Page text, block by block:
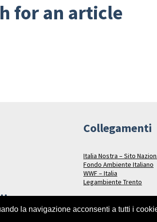
for an article
Collegamenti
Italia Nostra – Sito
Fondo Ambiente Italiano
WWF – Italia
Legambiente Trento
la navigazione acconsenti a tutti i